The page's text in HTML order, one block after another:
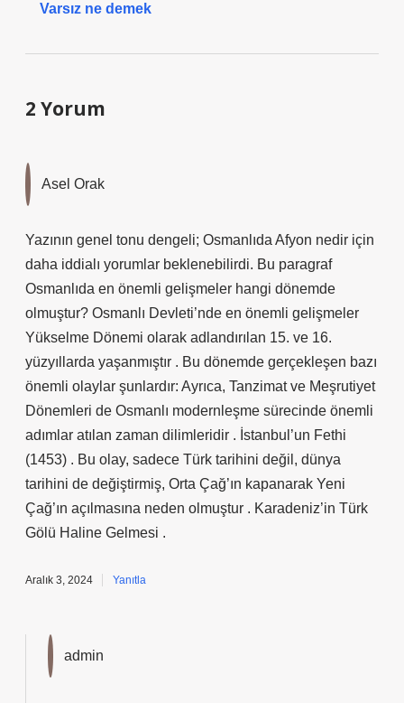
Varsız ne demek
2 Yorum
Asel Orak
Yazının genel tonu dengeli; Osmanlıda Afyon nedir için
daha iddialı yorumlar beklenebilirdi. Bu paragraf
Osmanlıda en önemli gelişmeler hangi dönemde
olmuştur? Osmanlı Devleti’nde en önemli gelişmeler
Yükselme Dönemi olarak adlandırılan 15. ve 16.
yüzyıllarda yaşanmıştır . Bu dönemde gerçekleşen bazı
önemli olaylar şunlardır: Ayrıca, Tanzimat ve Meşrutiyet
Dönemleri de Osmanlı modernleşme sürecinde önemli
adımlar atılan zaman dilimleridir . İstanbul’un Fethi
(1453) . Bu olay, sadece Türk tarihini değil, dünya
tarihini de değiştirmiş, Orta Çağ’ın kapanarak Yeni
Çağ’ın açılmasına neden olmuştur . Karadeniz’in Türk
Gölü Haline Gelmesi .
Aralık 3, 2024 Yanıtla
admin